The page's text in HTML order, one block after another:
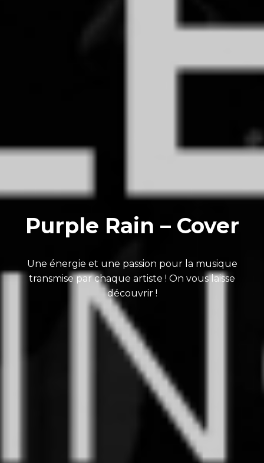
Purple Rain – Cover
Une énergie et une passion pour la musique
transmise par chaque artiste ! On vous laisse
découvrir !